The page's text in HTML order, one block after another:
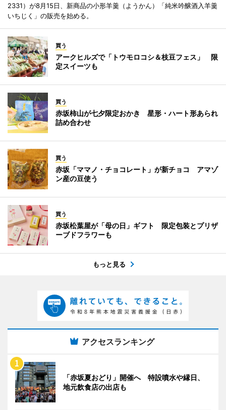
2331）が8月15日、新商品の小形羊羹（ようかん）「純米吟醸酒入羊羹
いちじく」の販売を始める。
買う
アークヒルズで「トウモロコシ＆枝豆フェス」 限
定スイーツも
買う
赤坂柿山が七夕限定おかき 星形・ハート形あられ
詰め合わせ
買う
赤坂「ママノ・チョコレート」が新チョコ アマゾ
ン産の豆使う
買う
赤坂松葉屋が「母の日」ギフト 限定包装とプリザ
ーブドフラワーも
もっと見る
アクセスランキング
「赤坂夏おどり」開催へ 特設噴水や縁日、
地元飲食店の出店も